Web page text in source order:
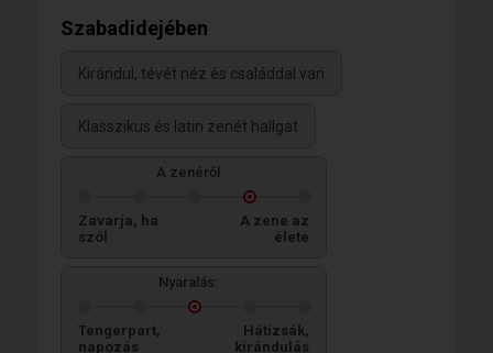
Szabadidejében
Kirándul, tévét néz és családdal van
Klasszikus és latin zenét hallgat
A zenéről
Zavarja, ha
szól
A zene az
élete
Nyaralás:
Tengerpart,
napozás
Hátizsák,
kirándulás